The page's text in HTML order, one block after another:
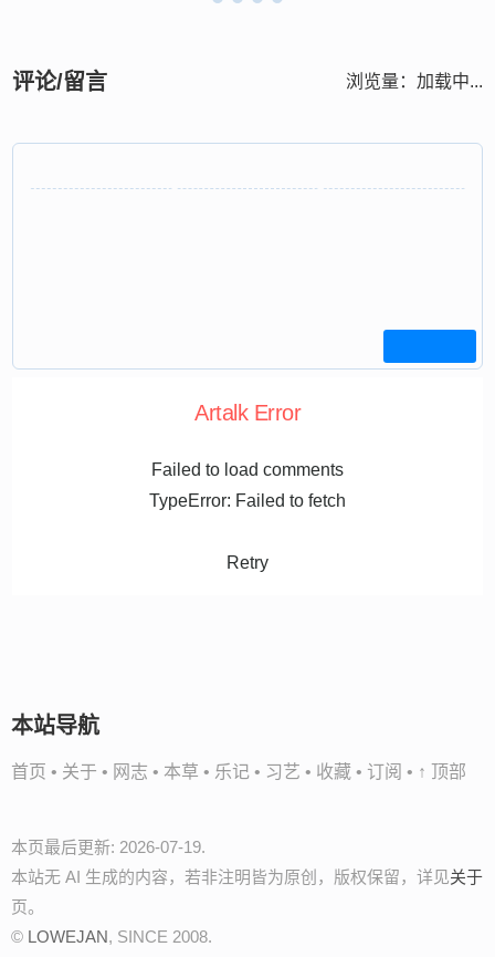
评论/留言 浏览量： 加载中...
Artalk Error
Failed to load comments
TypeError: Failed to fetch
Retry
本站导航
首页 • 关于 • 网志 • 本草 • 乐记 • 习艺 • 收藏 • 订阅 • ↑ 顶部
本页最后更新: 2026-07-19.
本站无 AI 生成的内容，若非注明皆为原创，版权保留，详见关于
页。
© LOWEJAN, SINCE 2008.